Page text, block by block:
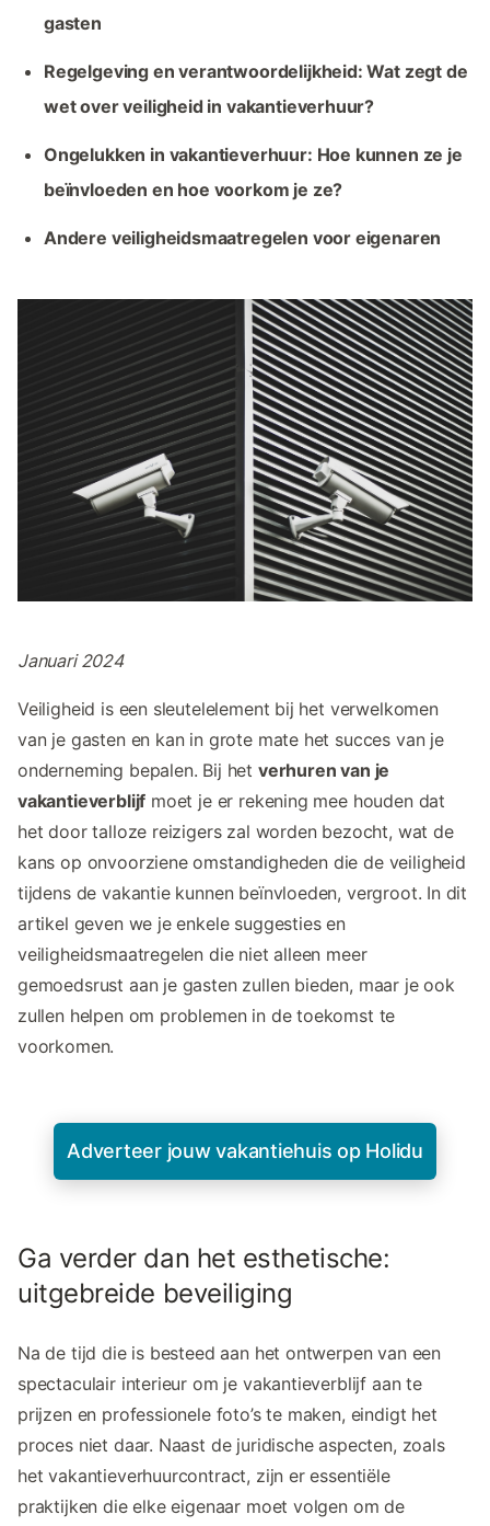
gasten
Regelgeving en verantwoordelijkheid: Wat zegt de
wet over veiligheid in vakantieverhuur?
Ongelukken in vakantieverhuur: Hoe kunnen ze je
beïnvloeden en hoe voorkom je ze?
Andere veiligheidsmaatregelen voor eigenaren
Januari 2024
Veiligheid is een sleutelelement bij het verwelkomen
van je gasten en kan in grote mate het succes van je
onderneming bepalen. Bij het verhuren van je
vakantieverblijf moet je er rekening mee houden dat
het door talloze reizigers zal worden bezocht, wat de
kans op onvoorziene omstandigheden die de veiligheid
tijdens de vakantie kunnen beïnvloeden, vergroot. In dit
artikel geven we je enkele suggesties en
veiligheidsmaatregelen die niet alleen meer
gemoedsrust aan je gasten zullen bieden, maar je ook
zullen helpen om problemen in de toekomst te
voorkomen.
Adverteer jouw vakantiehuis op Holidu
Ga verder dan het esthetische:
uitgebreide beveiliging
Na de tijd die is besteed aan het ontwerpen van een
spectaculair interieur om je vakantieverblijf aan te
prijzen en professionele foto’s te maken, eindigt het
proces niet daar. Naast de juridische aspecten, zoals
het vakantieverhuurcontract, zijn er essentiële
praktijken die elke eigenaar moet volgen om de